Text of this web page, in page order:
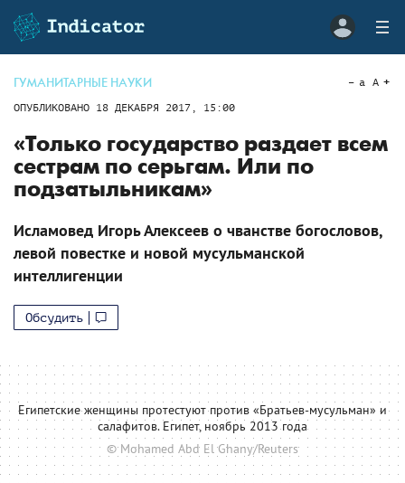
ГУМАНИТАРНЫЕ НАУКИ
ОПУБЛИКОВАНО 18 ДЕКАБРЯ 2017, 15:00
a A
«Только государство раздает всем
сестрам по серьгам. Или по
подзатыльникам»
Исламовед Игорь Алексеев о чванстве богословов,
левой повестке и новой мусульманской
интеллигенции
Обсудить
Египетские женщины протестуют против «Братьев-мусульман» и
салафитов. Египет, ноябрь 2013 года
© Mohamed Abd El Ghany/Reuters